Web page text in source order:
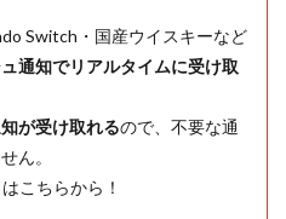
Switch・国産ウイスキーなど
通知でリアルタイムに受け取
が受け取れるので、不要な通
ん。
こちらから！